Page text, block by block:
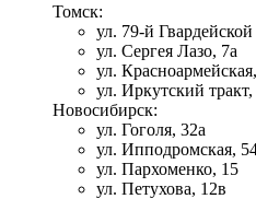
Томск:
ул. 79-й
ул. Сергея Лазо, 7а
ул.
ул. Иркутский тракт,
Новосибирск:
ул. Гоголя, 32а
ул. Ипподромская,
ул. Пархоменко, 15
ул. Петухова, 12в